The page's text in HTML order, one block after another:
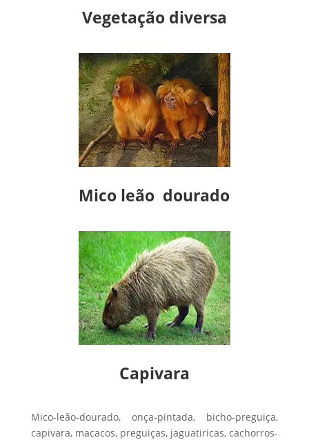
Vegetação diversa
Mico leão dourado
Capivara
Mico-leão-dourado, onça-pintada, bicho-preguiça,
capivara, macacos, preguiças, jaguatiricas, cachorros-